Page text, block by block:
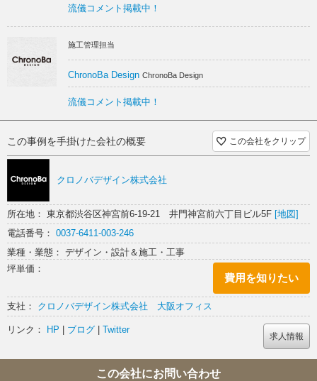
佇むとっておきのショップを思わせるような雰囲気をイメージしていま
す。
確かな目でセレクトされたアイテム一点一点の魅力が映えることを念頭
に、店内はアトリエや美術館のような白くシンプルな空間をベースにし
ました。ヨーロッパの雑貨ならではのニュアンスカラーやビビッドカラ
ーの美しさが引き立ちます。
エントランス横の壁面にはウッドのディスプレイパネルを設け、お店の
前を通りがかる方にもガラス越しに商品を訴求しやすいポイントにしま
した。
店内奥手で目を惹くグリーンウォールは、クライアントがこだわって手
た、センス溢れるインポートアイテムはギフト探しにもぴったりです
よ。
流儀コメント掲載中！
施工管理担当
ChronoBa Design ChronoBa Design
流儀コメント掲載中！
この事例を手掛けた会社の概要 この会社をクリップ
クロノバデザイン株式会社
所在地： 東京都渋谷区神宮前6-19-21 井門神宮前六丁目ビル5F [地図]
電話番号： 0037-6411-003-246
業種・業態： デザイン・設計＆施工・工事
坪単価：
費用を知りたい
支社： クロノバデザイン株式会社 大阪オフィス
リンク： HP | ブログ | Twitter
求人情報
この会社にお問い合わせ